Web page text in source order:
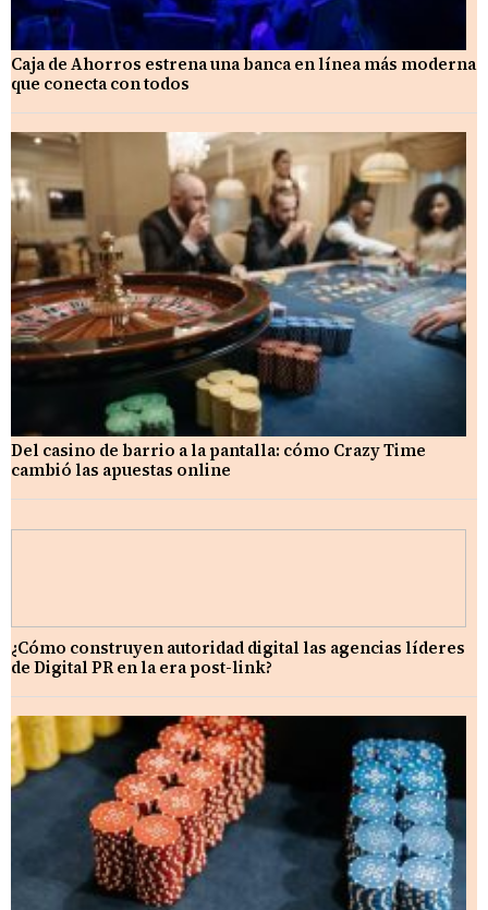
Caja de Ahorros estrena una banca en línea más moderna
que conecta con todos
Del casino de barrio a la pantalla: cómo Crazy Time
cambió las apuestas online
¿Cómo construyen autoridad digital las agencias líderes
de Digital PR en la era post-link?